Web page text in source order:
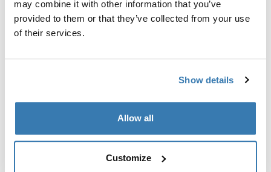
may combine it with other information that you’ve
provided to them or that they’ve collected from your use
of their services.
Show details
Allow all
Customize